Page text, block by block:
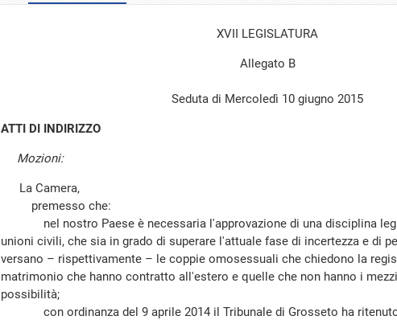
XVII LEGISLATURA
Allegato B
Seduta di Mercoledì 10 giugno 2015
ATTI DI INDIRIZZO
Mozioni:
La Camera,
premesso che:
nel nostro Paese è necessaria l'approvazione di una disciplina
unioni civili, che sia in grado di superare l'attuale fase di incertezza e di
versano – rispettivamente – le coppie omosessuali che chiedono la
matrimonio che hanno contratto all'estero e quelle che non hanno i
possibilità;
con ordinanza del 9 aprile 2014 il Tribunale di Grosseto ha